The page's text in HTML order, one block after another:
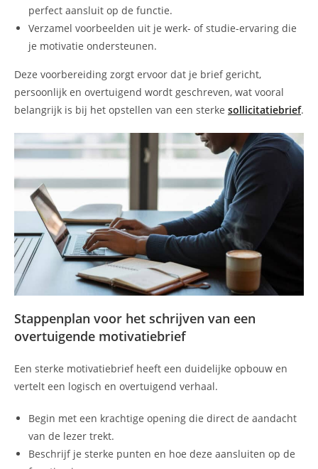
perfect aansluit op de functie.
Verzamel voorbeelden uit je werk- of studie-ervaring die
je motivatie ondersteunen.
Deze voorbereiding zorgt ervoor dat je brief gericht,
persoonlijk en overtuigend wordt geschreven, wat vooral
belangrijk is bij het opstellen van een sterke sollicitatiebrief.
Stappenplan voor het schrijven van een
overtuigende motivatiebrief
Een sterke motivatiebrief heeft een duidelijke opbouw en
vertelt een logisch en overtuigend verhaal.
Begin met een krachtige opening die direct de aandacht
van de lezer trekt.
Beschrijf je sterke punten en hoe deze aansluiten op de